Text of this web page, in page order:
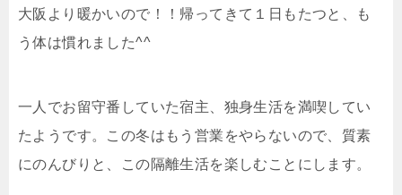
大阪より暖かいので！！帰ってきて１日もたつと、も
う体は慣れました^^
一人でお留守番していた宿主、独身生活を満喫してい
たようです。この冬はもう営業をやらないので、質素
にのんびりと、この隔離生活を楽しむことにします。